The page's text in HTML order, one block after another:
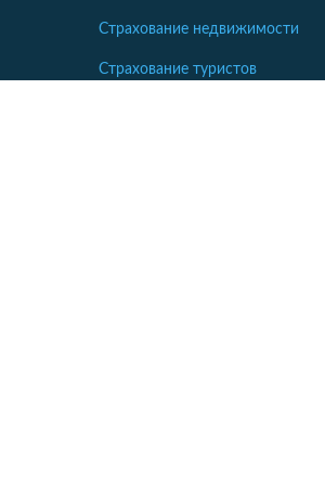
Страхование недвижимости
Страхование туристов